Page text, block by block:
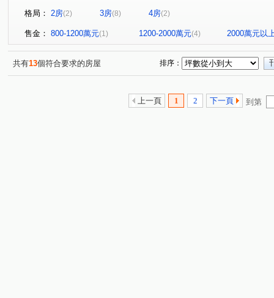
光復路一段
武陵路 中華路六段
格局： 2房(2) 3房(8) 4房(2)
售金： 800-1200萬元(1) 1200-2000萬元(4) 2000萬元以
共有13個符合要求的房屋 排序：
上一頁 1 2 下一頁 到第